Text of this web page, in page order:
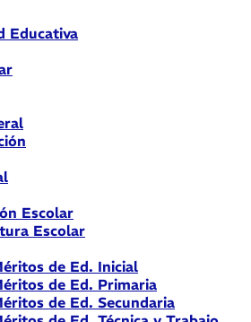
Educativa
Escolar
Escolar
de Ed. Inicial
de Ed. Primaria
de Ed. Secundaria